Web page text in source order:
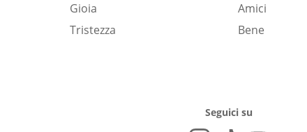
Gioia
Tristezza
Amici
Bene
Seguici su